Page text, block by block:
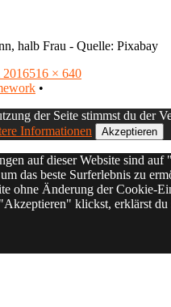
halb Frau - Quelle: Pixabay
2016Volle
Größe
516 × 640
•
der Seite stimmst du der
Informationen Akzeptieren
auf dieser Website sind auf
das beste Surferlebnis zu
ohne Änderung der Cookie-
klickst, erklärst du